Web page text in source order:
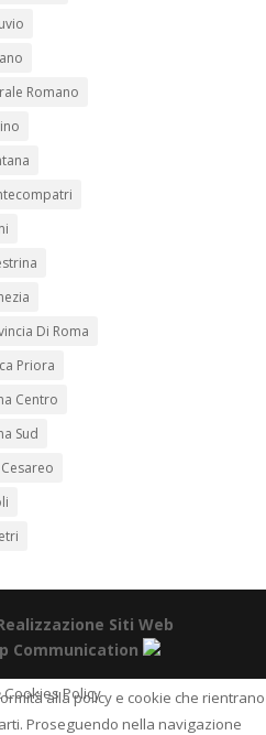
Romano
Di Roma
Priora
Centro
Sud
Siti Web
Communication
alla policy e cookie che rientrano
Proseguendo nella navigazione
Cookies Policy